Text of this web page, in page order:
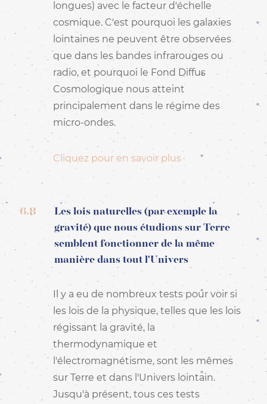
longues) avec le facteur d'échelle
cosmique. C'est pourquoi les galaxies
lointaines ne peuvent être observées
que dans les bandes infrarouges ou
radio, et pourquoi le Fond Diffus
Cosmologique nous atteint
principalement dans le régime des
micro-ondes.
Cliquez pour en savoir plus
6.8
Les lois naturelles (par exemple la
gravité) que nous étudions sur Terre
semblent fonctionner de la même
manière dans tout l'Univers
Il y a eu de nombreux tests pour voir si
les lois de la physique, telles que les lois
régissant la gravité, la
thermodynamique et
l'électromagnétisme, sont les mêmes
sur Terre et dans l'Univers lointain.
Jusqu'à présent, tous ces tests